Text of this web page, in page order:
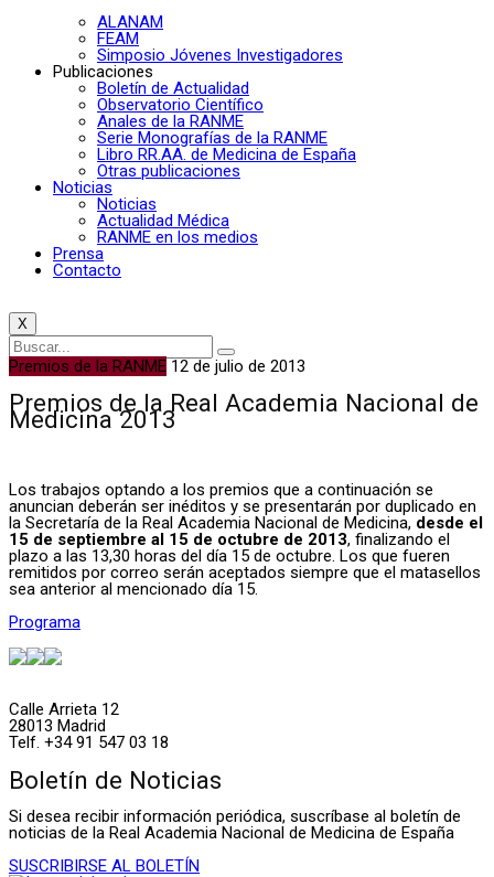
ALANAM
FEAM
Simposio Jóvenes Investigadores
Publicaciones
Boletín de Actualidad
Observatorio Científico
Anales de la RANME
Serie Monografías de la RANME
Libro RR.AA. de Medicina de España
Otras publicaciones
Noticias
Noticias
Actualidad Médica
RANME en los medios
Prensa
Contacto
X
Premios de la RANME 12 de julio de 2013
Premios de la Real Academia Nacional de
Medicina 2013
Los trabajos optando a los premios que a continuación se
anuncian deberán ser inéditos y se presentarán por duplicado en
la Secretaría de la Real Academia Nacional de Medicina, desde el
15 de septiembre al 15 de octubre de 2013, finalizando el
plazo a las 13,30 horas del día 15 de octubre. Los que fueren
remitidos por correo serán aceptados siempre que el matasellos
sea anterior al mencionado día 15.
Programa
Calle Arrieta 12
28013 Madrid
Telf. +34 91 547 03 18
Boletín de Noticias
Si desea recibir información periódica, suscríbase al boletín de
noticias de la Real Academia Nacional de Medicina de España
SUSCRIBIRSE AL BOLETÍN